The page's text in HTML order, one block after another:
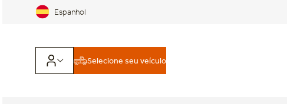
Espanhol
Selecione seu veículo